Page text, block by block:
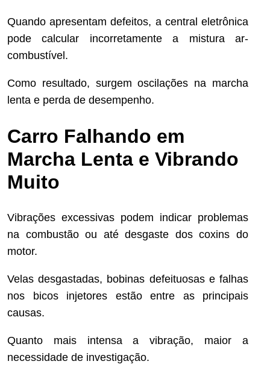
Quando apresentam defeitos, a central eletrônica
pode calcular incorretamente a mistura ar-
combustível.
Como resultado, surgem oscilações na marcha
lenta e perda de desempenho.
Carro Falhando em
Marcha Lenta e Vibrando
Muito
Vibrações excessivas podem indicar problemas
na combustão ou até desgaste dos coxins do
motor.
Velas desgastadas, bobinas defeituosas e falhas
nos bicos injetores estão entre as principais
causas.
Quanto mais intensa a vibração, maior a
necessidade de investigação.